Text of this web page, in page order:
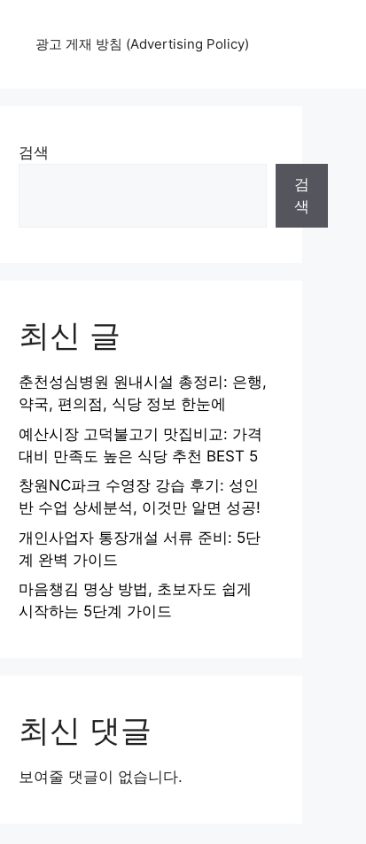
광고 게재 방침 (Advertising Policy)
검색
검
색
최신 글
춘천성심병원 원내시설 총정리: 은행,
약국, 편의점, 식당 정보 한눈에
예산시장 고덕불고기 맛집비교: 가격
대비 만족도 높은 식당 추천 BEST 5
창원NC파크 수영장 강습 후기: 성인
반 수업 상세분석, 이것만 알면 성공!
개인사업자 통장개설 서류 준비: 5단
계 완벽 가이드
마음챙김 명상 방법, 초보자도 쉽게
시작하는 5단계 가이드
최신 댓글
보여줄 댓글이 없습니다.